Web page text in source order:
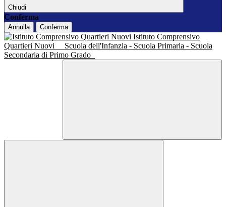
Chiudi
Conferma
Annulla Conferma
Istituto Comprensivo
Quartieri Nuovi
Scuola dell'Infanzia - Scuola Primaria - Scuola
Secondaria di Primo Grado